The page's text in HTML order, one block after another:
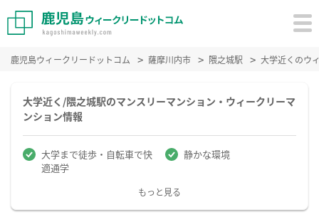
鹿児島ウィークリードットコム 薩摩川内市 隈之城駅 大学近くのウ
大学近く/隈之城駅のマンスリーマンション・ウィークリーマ
ンション情報
大学まで徒歩・自転車で快
適通学
静かな環境
もっと見る